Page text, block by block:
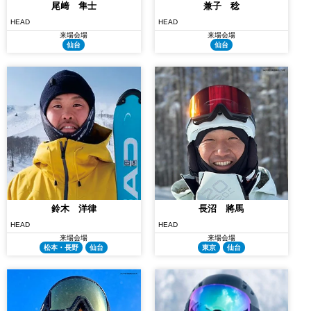
尾﨑 隼士
HEAD
来場会場
仙台
兼子 稔
HEAD
来場会場
仙台
鈴木 洋律
HEAD
来場会場
松本・長野
仙台
長沼 將馬
HEAD
来場会場
東京
仙台